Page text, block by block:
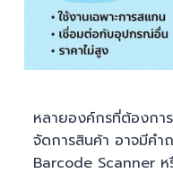
หลายองค์กรที่ต้องกา
จัดการสินค้า อาจมีคำ
Barcode Scanner